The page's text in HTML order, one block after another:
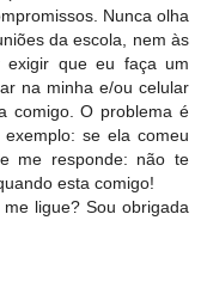
Nunca olha
da escola, nem às
exigir que eu faça um
na minha e/ou celular
comigo. O problema é
se ela comeu
me responde: não te
esta comigo!
ligue? Sou obrigada